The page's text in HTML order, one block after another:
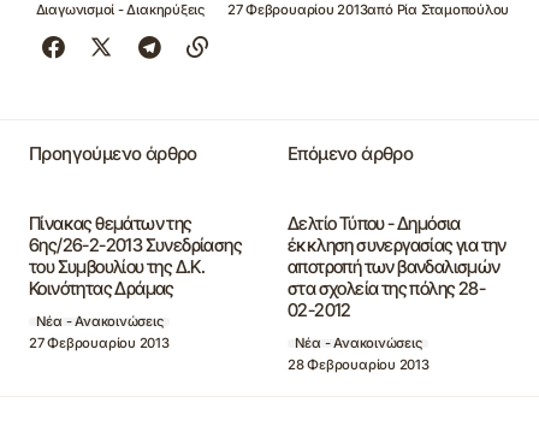
Διαγωνισμοί - Διακηρύξεις 27 Φεβρουαρίου 2013από Ρία Σταμοπούλου
Προηγούμενο άρθρο
Πίνακας θεμάτων της
6ης/26-2-2013 Συνεδρίασης
του Συμβουλίου της Δ.Κ.
Κοινότητας Δράμας
Νέα - Ανακοινώσεις
27 Φεβρουαρίου 2013
Επόμενο άρθρο
Δελτίο Τύπου - Δημόσια
έκκληση συνεργασίας για την
αποτροπή των βανδαλισμών
στα σχολεία της πόλης 28-
02-2012
Νέα - Ανακοινώσεις
28 Φεβρουαρίου 2013